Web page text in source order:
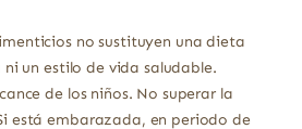
no sustituyen una dieta
un estilo de vida saludable.
de los niños. No superar la
está embarazada, en periodo de